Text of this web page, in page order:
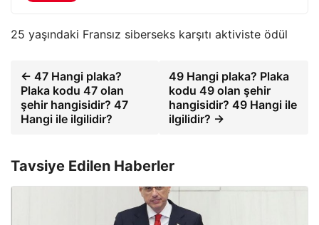
25 yaşındaki Fransız siberseks karşıtı aktiviste ödül
← 47 Hangi plaka?
Plaka kodu 47 olan
şehir hangisidir? 47
Hangi ile ilgilidir?
49 Hangi plaka? Plaka
kodu 49 olan şehir
hangisidir? 49 Hangi ile
ilgilidir? →
Tavsiye Edilen Haberler